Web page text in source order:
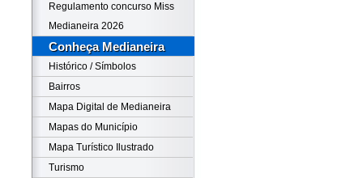
Regulamento concurso Miss
Medianeira 2026
Conheça Medianeira
Histórico / Símbolos
Bairros
Mapa Digital de Medianeira
Mapas do Município
Mapa Turístico Ilustrado
Turismo